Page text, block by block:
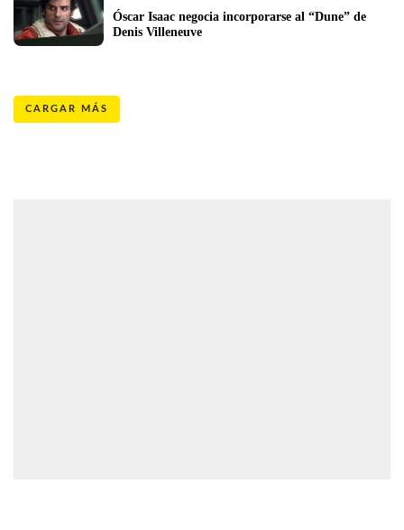
Óscar Isaac negocia incorporarse al “Dune” de
Denis Villeneuve
CARGAR MÁS